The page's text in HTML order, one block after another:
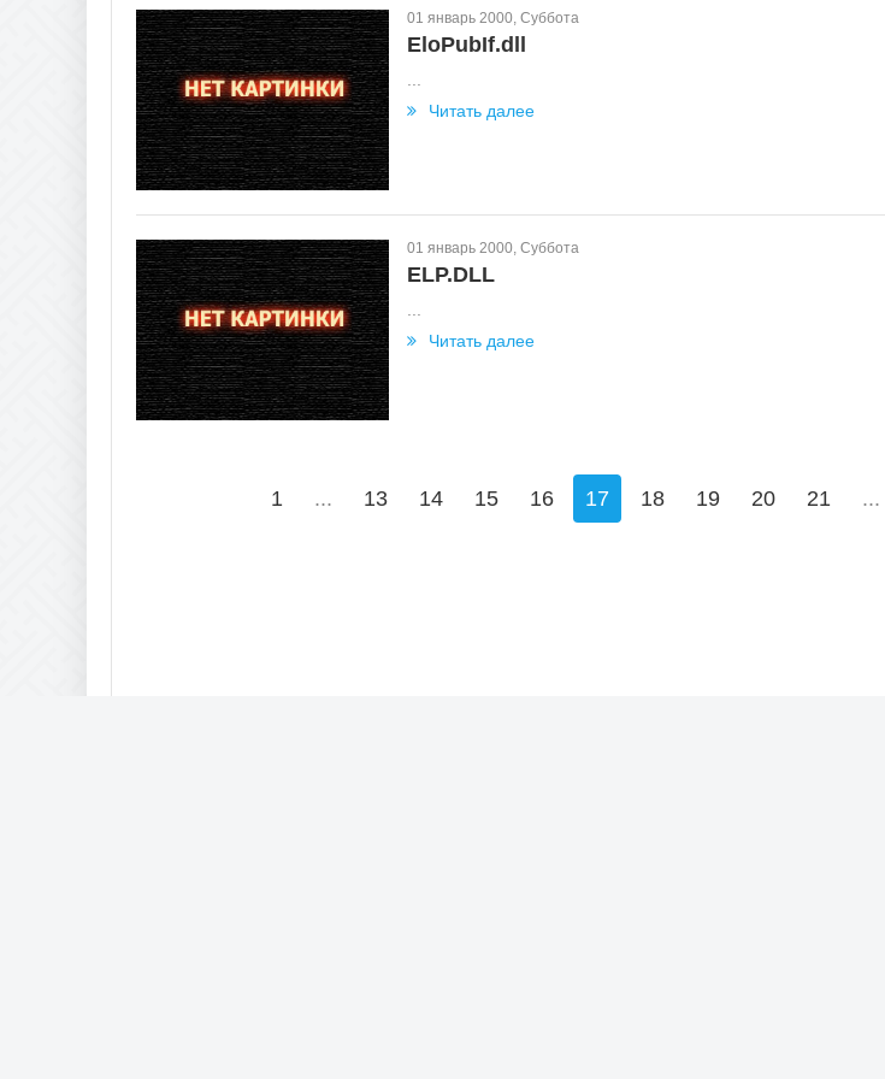
01 январь 2000, Суббота
EloPubIf.dll
Читать далее
01 январь 2000, Суббота
ELP.DLL
Читать далее
1 ... 13 14 15 16 17 18 19 20 21 ...